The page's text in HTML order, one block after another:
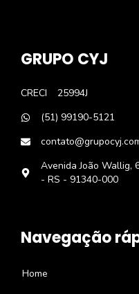
GRUPO CYJ
CRECI
25994J
(51) 99190-5121
Avenida João Wallig,
- RS - 91340-000
Navegação
Home